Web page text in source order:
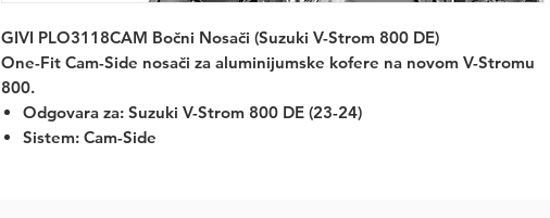
GIVI PLO3118CAM Bočni Nosači (Suzuki V-Strom 800 DE)
One-Fit Cam-Side nosači za aluminijumske kofere na novom V-Stromu
800.
Odgovara za: Suzuki V-Strom 800 DE (23-24)
Sistem: Cam-Side